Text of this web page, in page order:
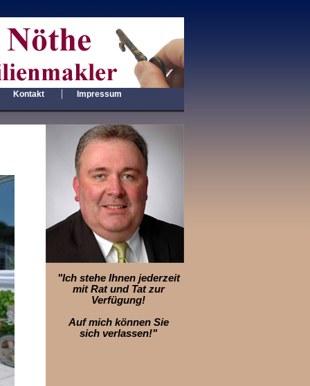
Kontakt | Impressum
"Ich stehe Ihnen jederzeit
mit Rat und Tat zur
Verfügung!
Auf mich können Sie
sich verlassen!"